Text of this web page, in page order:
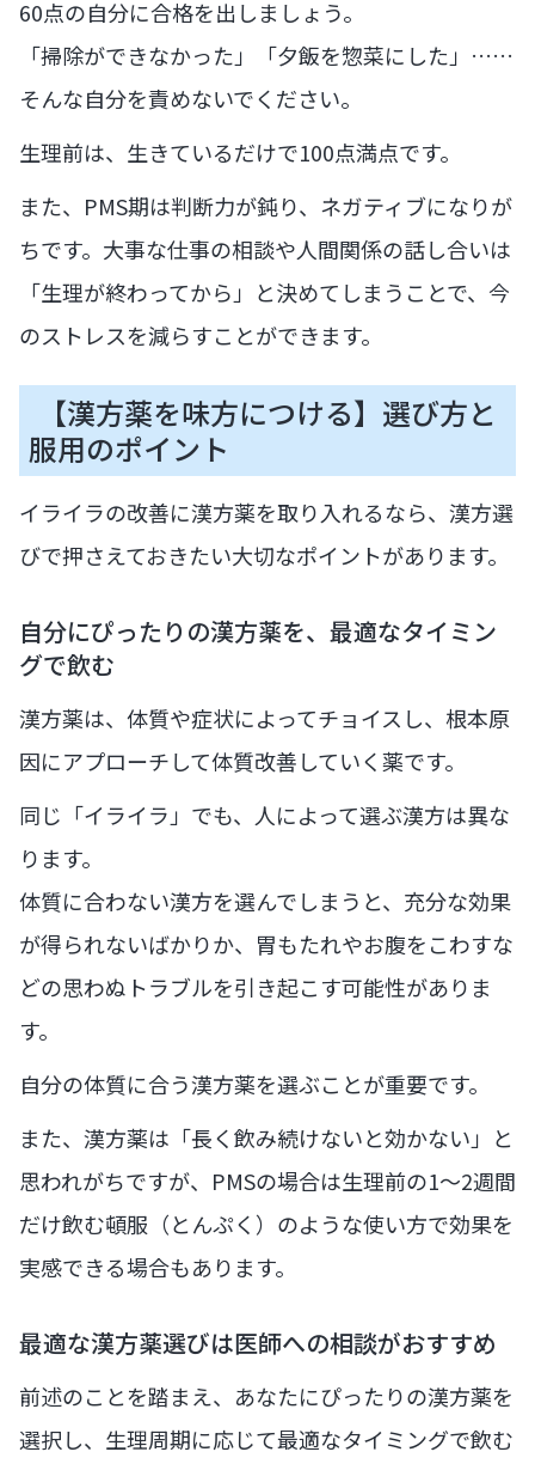
60点の自分に合格を出しましょう。
「掃除ができなかった」「夕飯を惣菜にした」……
そんな自分を責めないでください。
生理前は、生きているだけで100点満点です。
また、PMS期は判断力が鈍り、ネガティブになりが
ちです。大事な仕事の相談や人間関係の話し合いは
「生理が終わってから」と決めてしまうことで、今
のストレスを減らすことができます。
【漢方薬を味方につける】選び方と
服用のポイント
イライラの改善に漢方薬を取り入れるなら、漢方選
びで押さえておきたい大切なポイントがあります。
自分にぴったりの漢方薬を、最適なタイミン
グで飲む
漢方薬は、体質や症状によってチョイスし、根本原
因にアプローチして体質改善していく薬です。
同じ「イライラ」でも、人によって選ぶ漢方は異な
ります。
体質に合わない漢方を選んでしまうと、充分な効果
が得られないばかりか、胃もたれやお腹をこわすな
どの思わぬトラブルを引き起こす可能性がありま
す。
自分の体質に合う漢方薬を選ぶことが重要です。
また、漢方薬は「長く飲み続けないと効かない」と
思われがちですが、PMSの場合は生理前の1〜2週間
だけ飲む頓服（とんぷく）のような使い方で効果を
実感できる場合もあります。
最適な漢方薬選びは医師への相談がおすすめ
前述のことを踏まえ、あなたにぴったりの漢方薬を
選択し、生理周期に応じて最適なタイミングで飲む